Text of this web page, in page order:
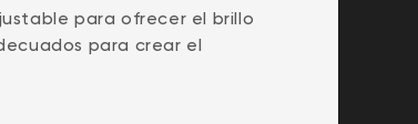
para ofrecer el brillo
para crear el